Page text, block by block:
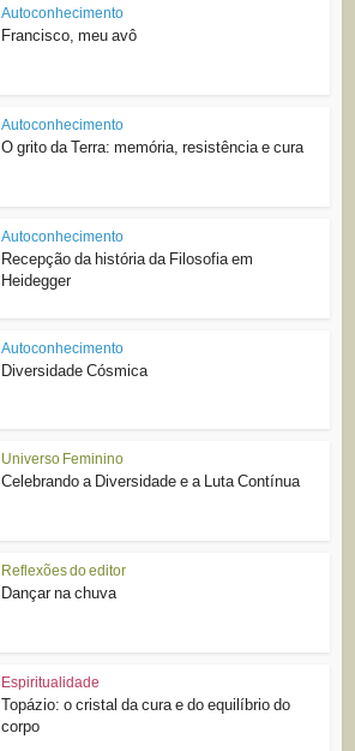
Autoconhecimento
Francisco, meu avô
Autoconhecimento
O grito da Terra: memória, resistência e cura
Autoconhecimento
Recepção da história da Filosofia em
Heidegger
Autoconhecimento
Diversidade Cósmica
Universo Feminino
Celebrando a Diversidade e a Luta Contínua
Reflexões do editor
Dançar na chuva
Espiritualidade
Topázio: o cristal da cura e do equilíbrio do
corpo